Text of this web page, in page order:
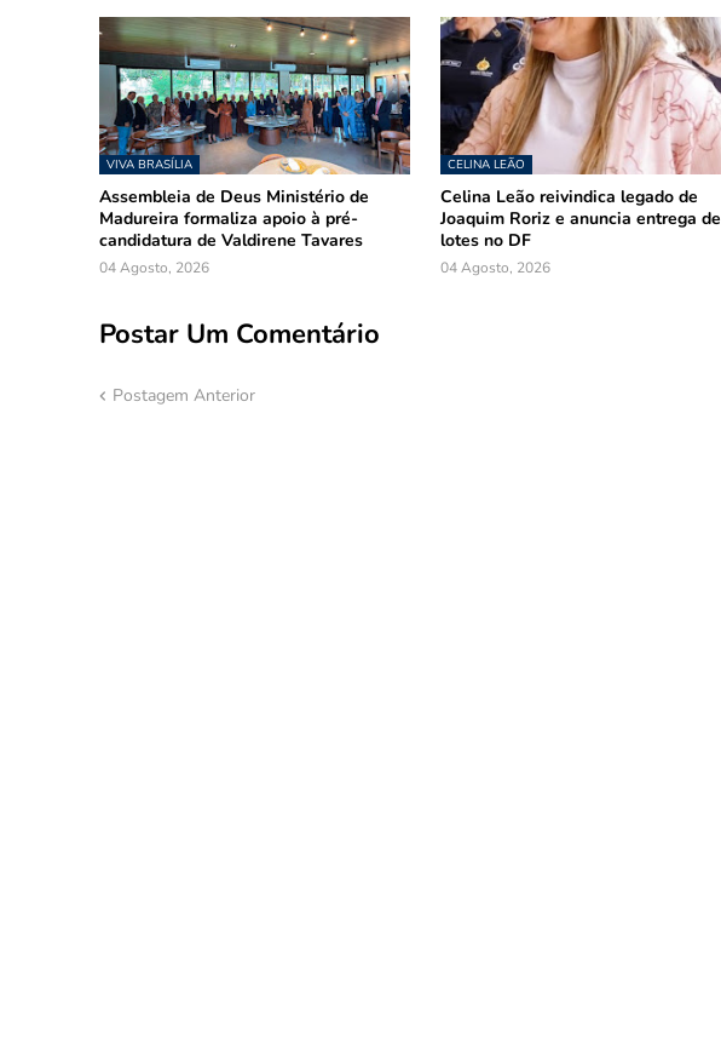
VIVA BRASÍLIA
Assembleia de Deus Ministério de
Madureira formaliza apoio à pré-
candidatura de Valdirene Tavares
04 Agosto, 2026
CELINA LEÃO
Celina Leão reivindica legado de
Joaquim Roriz e anuncia entrega de
lotes no DF
04 Agosto, 2026
Postar Um Comentário
Postagem Anterior